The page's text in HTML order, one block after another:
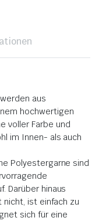
aus
hochwertigen
voller Farbe und
im Innen- als auch
Polyestergarne sind
Darüber hinaus
ist einfach zu
sich für eine